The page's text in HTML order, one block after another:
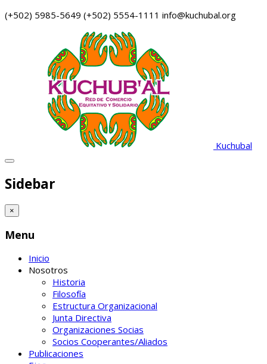
(+502) 5985-5649 (+502) 5554-1111 info@kuchubal.org
Kuchubal
Sidebar
×
Menu
Inicio
Nosotros
Historia
Filosofía
Estructura Organizacional
Junta Directiva
Organizaciones Socias
Socios Cooperantes/Aliados
Publicaciones